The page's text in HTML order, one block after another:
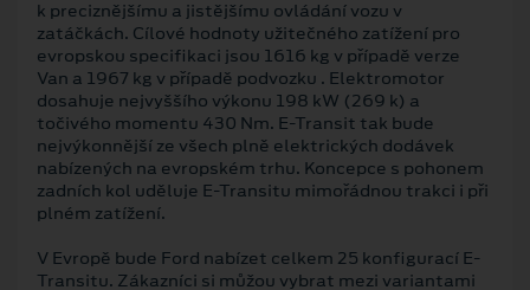
k preciznějšímu a jistějšímu ovládání vozu v
zatáčkách. Cílové hodnoty užitečného zatížení pro
evropskou specifikaci jsou 1616 kg v případě verze
Van a 1967 kg v případě podvozku . Elektromotor
dosahuje nejvyššího výkonu 198 kW (269 k) a
točivého momentu 430 Nm. E-Transit tak bude
nejvýkonnější ze všech plně elektrických dodávek
nabízených na evropském trhu. Koncepce s pohonem
zadních kol uděluje E-Transitu mimořádnou trakci i při
plném zatížení.
V Evropě bude Ford nabízet celkem 25 konfigurací E-
Transitu. Zákazníci si můžou vybrat mezi variantami